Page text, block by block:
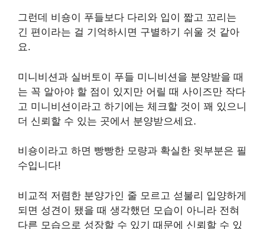
그런데 비숑이 푸들보다 다리와 입이 짧고 꼬리는
긴 편이라는 걸 기억하시면 구별하기 쉬울 것 같아
요.
미니비션과 실버토이 푸들 미니비션을 분양받을 때
는 꼭 알아야 할 점이 있지만 어릴 때 사이즈만 작다
고 미니비션이라고 하기에는 체크할 것이 꽤 있으니
더 신뢰할 수 있는 곳에서 분양받으세요.
비숑이라고 하면 빵빵한 모량과 확실한 윗부분은 필
수입니다!
비교적 저렴한 분양가인 줄 모르고 섣불리 입양하게
되면 성견이 됐을 때 생각했던 모습이 아니라 전혀
다른 모습으로 성장할 수 있기 때문에 신뢰할 수 있